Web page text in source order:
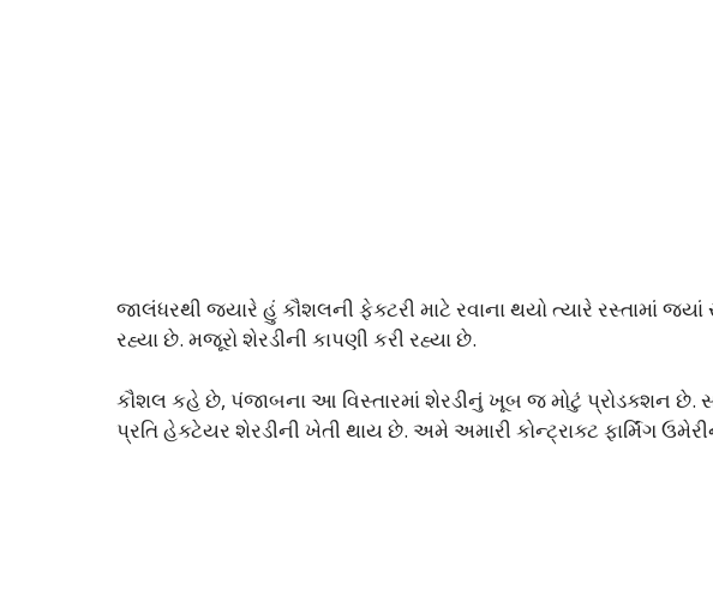
જાલંધરથી જ્યારે હું કૌશલની ફેક્ટરી માટે રવાના થયો ત્યારે રસ્તામાં
રહ્યા છે. મજૂરો શેરડીની કાપણી કરી રહ્યા છે.
કૌશલ કહે છે, પંજાબના આ વિસ્તારમાં શેરડીનું ખૂબ જ મોટું પ્રોડક્શન છે.
પ્રતિ હેક્ટેયર શેરડીની ખેતી થાય છે. અમે અમારી કોન્ટ્રાક્ટ ફાર્મિંગ